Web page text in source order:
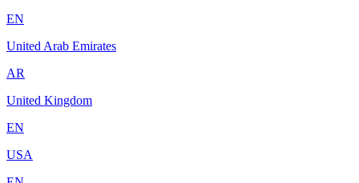
EN
United Arab Emirates
AR
United Kingdom
EN
USA